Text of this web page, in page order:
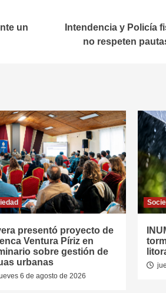
un
Intendencia y Policía
no respeten
presentó proyecto de
Ventura Píriz en
sobre gestión de
urbanas
6 de agosto de 2026